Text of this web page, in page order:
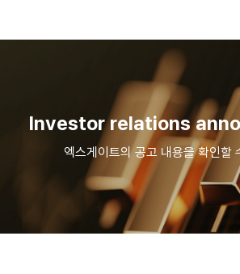
Investor relations
엑스게이트의 공고 내용을 확인할